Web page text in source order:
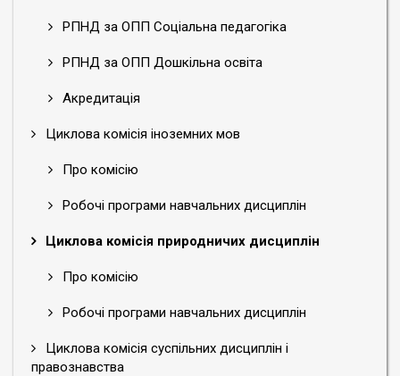
РПНД за ОПП Соціальна педагогіка
РПНД за ОПП Дошкільна освіта
Акредитація
Циклова комісія іноземних мов
Про комісію
Робочі програми навчальних дисциплін
Циклова комісія природничих дисциплін
Про комісію
Робочі програми навчальних дисциплін
Циклова комісія суспільних дисциплін і
правознавства